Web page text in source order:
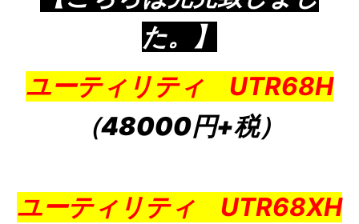
た。】
ユーティリティ UTR68H
（48000円+税）
ユーティリティ UTR68XH